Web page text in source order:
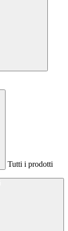
Tutti i prodotti